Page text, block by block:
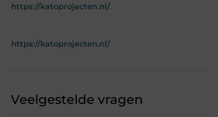
https://katoprojecten.nl/.
https://katoprojecten.nl/
Veelgestelde vragen